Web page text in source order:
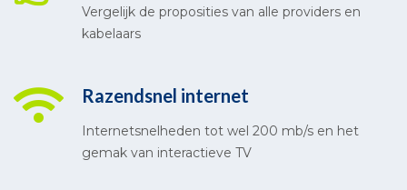
Vergelijk de proposities van alle providers en
kabelaars
Razendsnel internet
Internetsnelheden tot wel 200 mb/s en het
gemak van interactieve TV